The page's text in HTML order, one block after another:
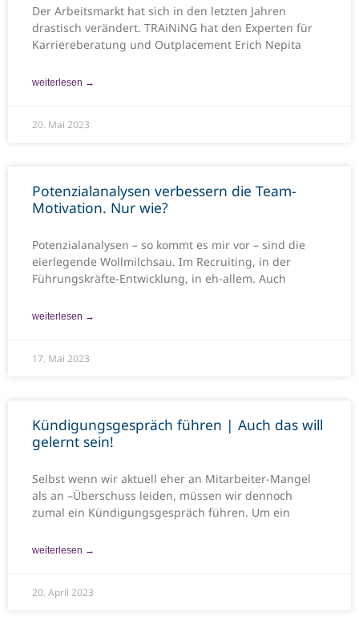
Der Arbeitsmarkt hat sich in den letzten Jahren
drastisch verändert. TRAiNiNG hat den Experten für
Karriereberatung und Outplacement Erich Nepita
weiterlesen →
20. Mai 2023
Potenzialanalysen verbessern die Team-
Motivation. Nur wie?
Potenzialanalysen – so kommt es mir vor – sind die
eierlegende Wollmilchsau. Im Recruiting, in der
Führungskräfte-Entwicklung, in eh-allem. Auch
weiterlesen →
17. Mai 2023
Kündigungsgespräch führen | Auch das will
gelernt sein!
Selbst wenn wir aktuell eher an Mitarbeiter-Mangel
als an –Überschuss leiden, müssen wir dennoch
zumal ein Kündigungsgespräch führen. Um ein
weiterlesen →
20. April 2023